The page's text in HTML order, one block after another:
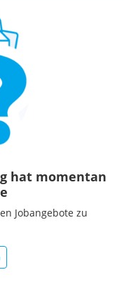
hat momentan
Jobangebote zu